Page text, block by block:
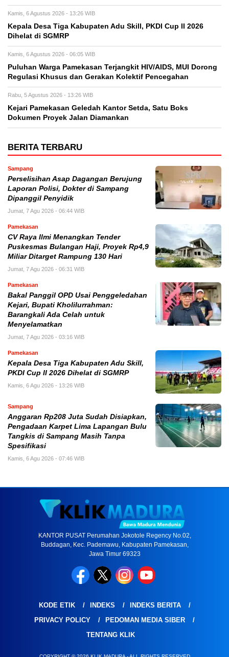
Kamis, 6 Agustus 2026 - 13:26 WIB
Kepala Desa Tiga Kabupaten Adu Skill, PKDI Cup II 2026
Dihelat di SGMRP
Kamis, 6 Agustus 2026 - 06:05 WIB
Puluhan Warga Pamekasan Terjangkit HIV/AIDS, MUI Dorong
Regulasi Khusus dan Gerakan Kolektif Pencegahan
Rabu, 5 Agustus 2026 - 13:26 WIB
Kejari Pamekasan Geledah Kantor Setda, Satu Boks
Dokumen Proyek Jalan Diamankan
BERITA TERBARU
Sampang
Perselisihan Asap Dagangan Berujung
Laporan Polisi, Dokter di Sampang
Dipanggil Penyidik
Jumat, 7 Agu 2026 - 06:44 WIB
Pamekasan
CV Raya Ilmi Menangkan Tender
Puskesmas Bulangan Haji, Proyek Rp4,9
Miliar Ditarget Rampung 130 Hari
Jumat, 7 Agu 2026 - 06:31 WIB
Pamekasan
Bakal Panggil OPD Usai Penggeledahan
Kejari, Bupati Kholilurrahman:
Barangkali Ada Celah untuk
Menyelamatkan
Jumat, 7 Agu 2026 - 03:16 WIB
Pamekasan
Kepala Desa Tiga Kabupaten Adu Skill,
PKDI Cup II 2026 Dihelat di SGMRP
Kamis, 6 Agu 2026 - 13:26 WIB
Sampang
Anggaran Rp208 Juta Sudah Disiapkan,
Pengadaan Karpet Lima Lapangan Bulu
Tangkis di Sampang Masih Tanpa
Spesifikasi
Kamis, 6 Agu 2026 - 07:46 WIB
KANTOR PUSAT Perumahan Jokotole Regency No.02,
Buddagan, Kec. Pademawu, Kabupaten Pamekasan,
Jawa Timur 69323
KODE ETIK INDEKS
INDEKS BERITA
PRIVACY POLICY
PEDOMAN MEDIA SIBER
TENTANG KLIK